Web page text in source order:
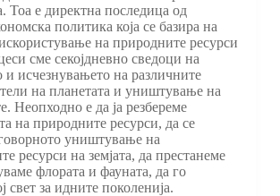
Тоа е директна последица од
политика која се базира на
на природните ресурси
сме секојдневно сведоци на
исчезнувањето на различните
на планетата и уништување на
Неопходно е да ја резбереме
на природните ресурси, да се
уништување на
ресурси на земјата, да престанеме
флората и фауната, да го
свет за идните поколенија.